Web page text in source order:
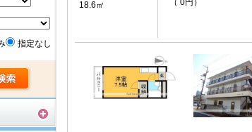
指定なし
18.6㎡ （ 0円）